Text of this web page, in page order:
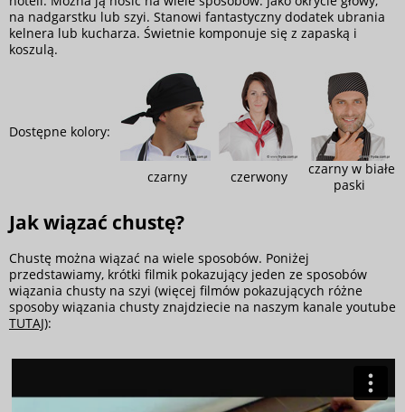
na nadgarstku lub szyi. Stanowi fantastyczny dodatek ubrania
kelnera lub kucharza. Świetnie komponuje się z zapaską i
koszulą.
Dostępne kolory:
czarny czerwony
czarny w białe
paski
Jak wiązać chustę?
Chustę można wiązać na wiele sposobów. Poniżej
przedstawiamy, krótki filmik pokazujący jeden ze sposobów
wiązania chusty na szyi (więcej filmów pokazujących różne
sposoby wiązania chusty znajdziecie na naszym kanale youtube
TUTAJ):